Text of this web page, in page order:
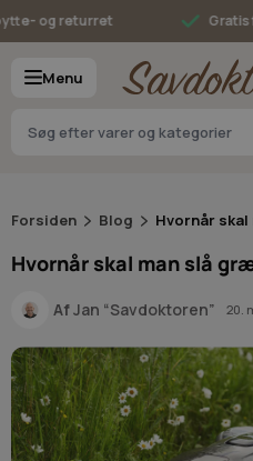
Skip to Content
og returret Gratis
Menu
Forsiden Blog Hvornår
Hvornår skal man slå
AfJan “Savdoktoren” 20.